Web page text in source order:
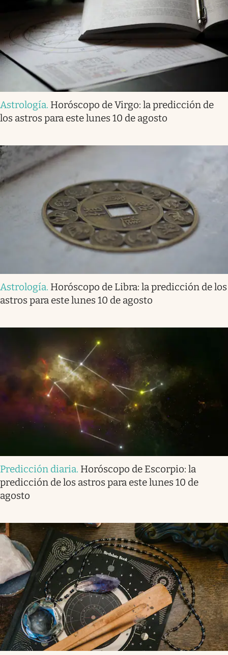
Astrología. Horóscopo de Virgo: la predicción de
los astros para este lunes 10 de agosto
Astrología. Horóscopo de Libra: la predicción de los
astros para este lunes 10 de agosto
Predicción diaria. Horóscopo de Escorpio: la
predicción de los astros para este lunes 10 de
agosto